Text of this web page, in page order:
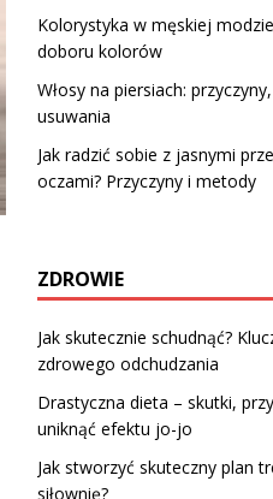
Kolorystyka w męskiej
doboru kolorów
Włosy na piersiach:
usuwania
Jak radzić sobie z jasnymi
oczami? Przyczyny i metody
ZDROWIE
Jak skutecznie schudnąć?
zdrowego odchudzania
Drastyczna dieta – skutki,
uniknąć efektu jo-jo
Jak stworzyć skuteczny plan
siłownię?